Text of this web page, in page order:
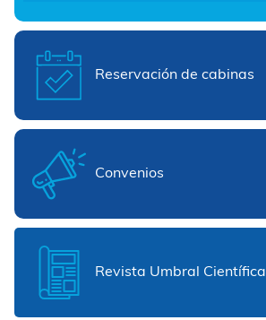
Reservación de cabinas
Convenios
Revista Umbral Científica